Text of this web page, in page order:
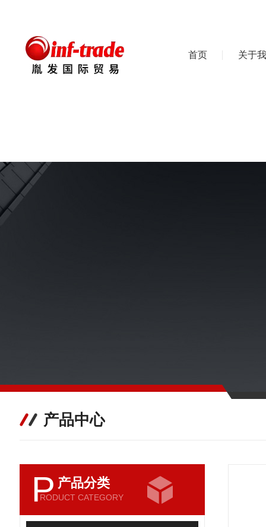
首页 关于
产品中心
P 产品分类
RODUCT CATEGORY